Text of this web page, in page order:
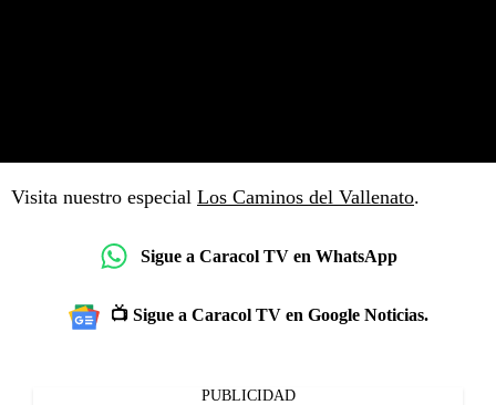
Visita nuestro especial Los Caminos del Vallenato.
Sigue a Caracol TV en WhatsApp
📺 Sigue a Caracol TV en Google Noticias.
PUBLICIDAD